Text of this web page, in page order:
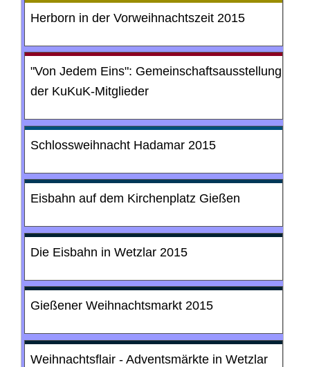
Herborn in der Vorweihnachtszeit 2015
"Von Jedem Eins": Gemeinschaftsausstellung
der KuKuK-Mitglieder
Schlossweihnacht Hadamar 2015
Eisbahn auf dem Kirchenplatz Gießen
Die Eisbahn in Wetzlar 2015
Gießener Weihnachtsmarkt 2015
Weihnachtsflair - Adventsmärkte in Wetzlar